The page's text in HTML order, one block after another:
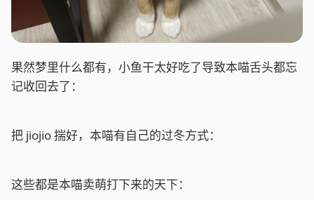
果然梦里什么都有，小鱼干太好吃了导致本喵舌头都忘
记收回去了：
把 jiojio 揣好，本喵有自己的过冬方式：
这些都是本喵卖萌打下来的天下：